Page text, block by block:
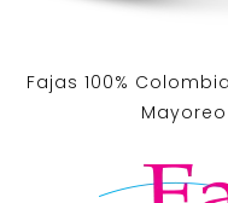
Fajas 100%